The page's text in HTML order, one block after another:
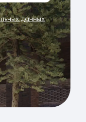
данных